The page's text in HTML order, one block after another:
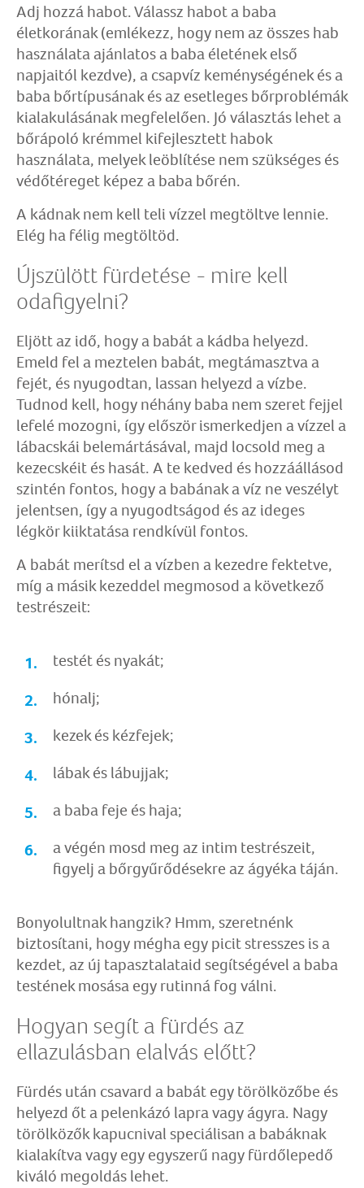
Adj hozzá habot. Válassz habot a baba
életkorának (emlékezz, hogy nem az összes hab
használata ajánlatos a baba életének első
napjaitól kezdve), a csapvíz keménységének és a
baba bőrtípusának és az esetleges bőrproblémák
kialakulásának megfelelően. Jó választás lehet a
bőrápoló krémmel kifejlesztett habok
használata, melyek leöblítése nem szükséges és
védőtéreget képez a baba bőrén.
A kádnak nem kell teli vízzel megtöltve lennie.
Elég ha félig megtöltöd.
Újszülött fürdetése - mire kell
odafigyelni?
Eljött az idő, hogy a babát a kádba helyezd.
Emeld fel a meztelen babát, megtámasztva a
fejét, és nyugodtan, lassan helyezd a vízbe.
Tudnod kell, hogy néhány baba nem szeret fejjel
lefelé mozogni, így először ismerkedjen a vízzel a
lábacskái belemártásával, majd locsold meg a
kezecskéit és hasát. A te kedved és hozzáállásod
szintén fontos, hogy a babának a víz ne veszélyt
jelentsen, így a nyugodtságod és az ideges
légkör kiiktatása rendkívül fontos.
A babát merítsd el a vízben a kezedre fektetve,
míg a másik kezeddel megmosod a következő
testrészeit:
testét és nyakát;
hónalj;
kezek és kézfejek;
lábak és lábujjak;
a baba feje és haja;
a végén mosd meg az intim testrészeit,
figyelj a bőrgyűrődésekre az ágyéka táján.
Bonyolultnak hangzik? Hmm, szeretnénk
biztosítani, hogy mégha egy picit stresszes is a
kezdet, az új tapasztalataid segítségével a baba
testének mosása egy rutinná fog válni.
Hogyan segít a fürdés az
ellazulásban elalvás előtt?
Fürdés után csavard a babát egy törölközőbe és
helyezd őt a pelenkázó lapra vagy ágyra. Nagy
törölközők kapucnival speciálisan a babáknak
kialakítva vagy egy egyszerű nagy fürdőlepedő
kiváló megoldás lehet.